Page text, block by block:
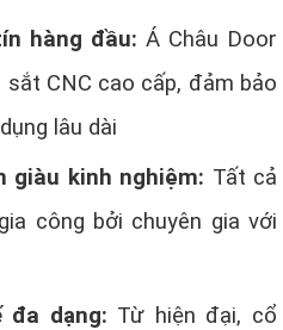
hàng đầu: Á Châu Door
CNC cao cấp, đảm bảo
lâu dài
giàu kinh nghiệm: Tất cả
công bởi chuyên gia với
đa dạng: Từ hiện đại, cổ